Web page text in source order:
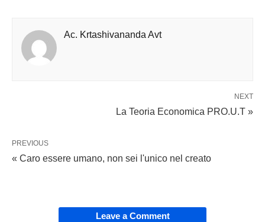
Ac. Krtashivananda Avt
NEXT
La Teoria Economica PRO.U.T »
PREVIOUS
« Caro essere umano, non sei l'unico nel creato
Leave a Comment